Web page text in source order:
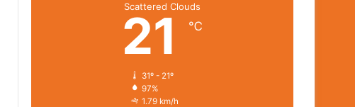
Scattered Clouds
21 ℃
31º - 21º
97%
1.79 km/h